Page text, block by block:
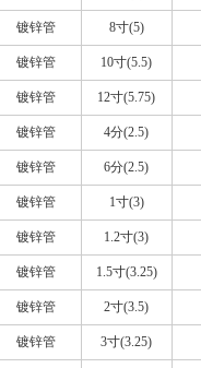
镀锌管 8寸(5)
镀锌管 10寸(5.5)
镀锌管 12寸(5.75)
镀锌管 4分(2.5)
镀锌管 6分(2.5)
镀锌管 1寸(3)
镀锌管 1.2寸(3)
镀锌管 1.5寸(3.25)
镀锌管 2寸(3.5)
镀锌管 3寸(3.25)